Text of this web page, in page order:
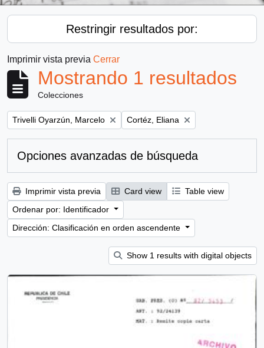
Restringir resultados por:
Imprimir vista previa Cerrar
Mostrando 1 resultados
Colecciones
Remove filter:
Trivelli Oyarzún, Marcelo Remove filter:
Cortéz, Eliana
Opciones avanzadas de búsqueda
Imprimir vista previa Card view
Table view
Ordenar por: Identificador
Dirección: Clasificación en orden ascendente
Show 1 results with digital objects